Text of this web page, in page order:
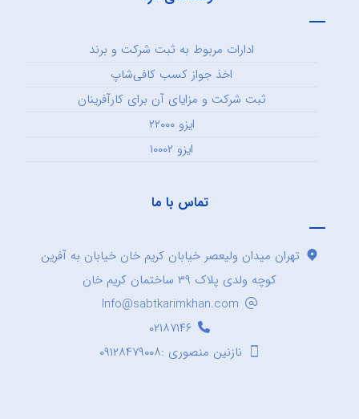
ادارات مربوط به ثبت شرکت و برند
اخذ جواز کسب کافی‌شاپ
ثبت شرکت و مزایای آن برای کارآفرینان
ایزو ۲۲۰۰۰
ایزو ۱۰۰۰۲
تماس با ما
تهران میدان ولیعصر خیابان کریم خان خیابان به آفرین
کوچه ولدی پلاک ۳۹ ساختمان کریم خان
Info@sabtkarimkhan.com
۰۲۱۸۷۱۴۶
نازنین منصوری :۰۹۱۲۸۴۷۹۰۰۸